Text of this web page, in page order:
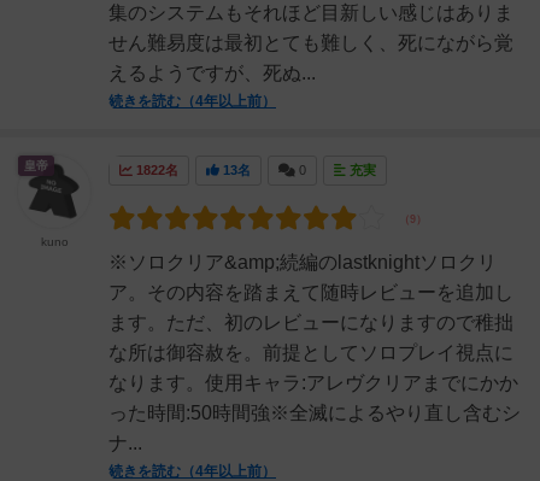
集のシステムもそれほど目新しい感じはありま
せん難易度は最初とても難しく、死にながら覚
えるようですが、死ぬ...
続きを読む（4年以上前）
1822名 13名 0 充実
※ソロクリア&amp;続編のlastknightソロクリ
ア。その内容を踏まえて随時レビューを追加し
ます。ただ、初のレビューになりますので稚拙
な所は御容赦を。前提としてソロプレイ視点に
なります。使用キャラ:アレヴクリアまでにかか
った時間:50時間強※全滅によるやり直し含むシ
ナ...
続きを読む（4年以上前）
皇帝
kuno